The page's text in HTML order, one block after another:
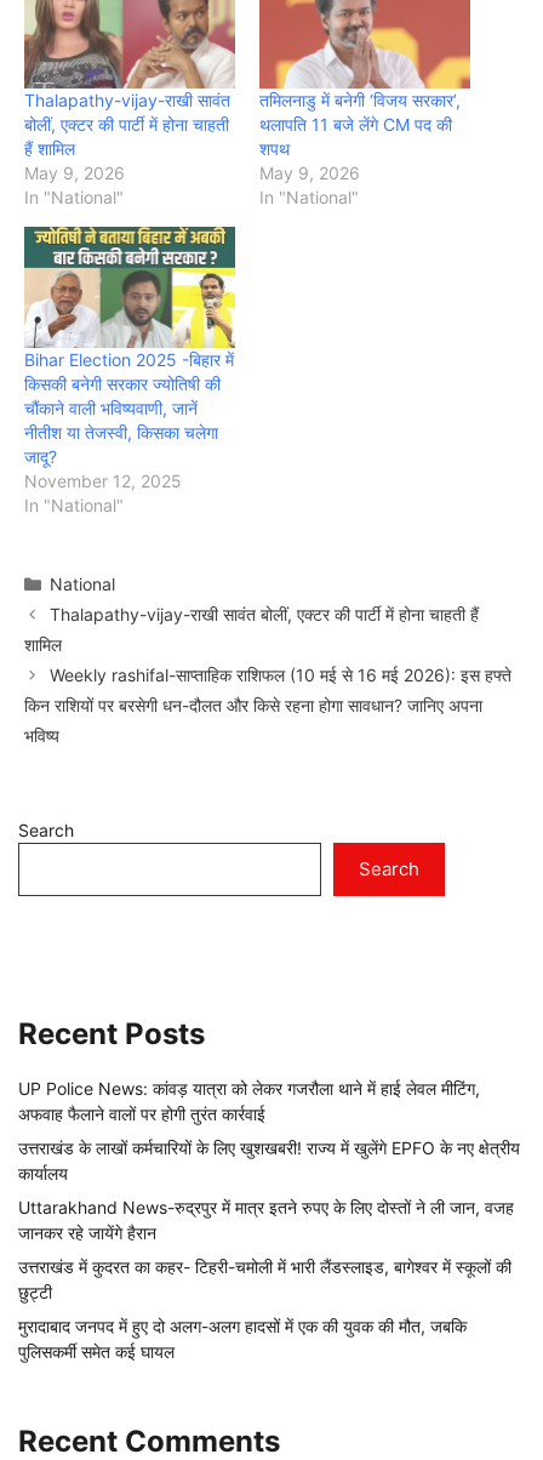
Thalapathy-vijay-राखी सावंत
बोलीं, एक्टर की पार्टी में होना चाहती
हैं शामिल
May 9, 2026
In "National"
तमिलनाडु में बनेगी ‘विजय सरकार’,
थलापति 11 बजे लेंगे CM पद की
शपथ
May 9, 2026
In "National"
Bihar Election 2025 -बिहार में
किसकी बनेगी सरकार ज्योतिषी की
चौंकाने वाली भविष्यवाणी, जानें
नीतीश या तेजस्वी, किसका चलेगा
जादू?
November 12, 2025
In "National"
Categories
National
Thalapathy-vijay-राखी सावंत बोलीं, एक्टर की पार्टी में होना चाहती हैं
शामिल
Weekly rashifal-साप्ताहिक राशिफल (10 मई से 16 मई 2026): इस हफ्ते
किन राशियों पर बरसेगी धन-दौलत और किसे रहना होगा सावधान? जानिए अपना
भविष्य
Search
Search
Recent Posts
UP Police News: कांवड़ यात्रा को लेकर गजरौला थाने में हाई लेवल मीटिंग,
अफवाह फैलाने वालों पर होगी तुरंत कार्रवाई
उत्तराखंड के लाखों कर्मचारियों के लिए खुशखबरी! राज्य में खुलेंगे EPFO के नए क्षेत्रीय
कार्यालय
Uttarakhand News-रुद्रपुर में मात्र इतने रुपए के लिए दोस्तों ने ली जान, वजह
जानकर रहे जायेंगे हैरान
उत्तराखंड में कुदरत का कहर- टिहरी-चमोली में भारी लैंडस्लाइड, बागेश्वर में स्कूलों की
छुट्टी
मुरादाबाद जनपद में हुए दो अलग-अलग हादसों में एक की युवक की मौत, जबकि
पुलिसकर्मी समेत कई घायल
Recent Comments